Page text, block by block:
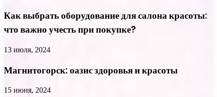
Как выбрать оборудование для салона красоты:
что важно учесть при покупке?
13 июля, 2024
Магнитогорск: оазис здоровья и красоты
15 июня, 2024